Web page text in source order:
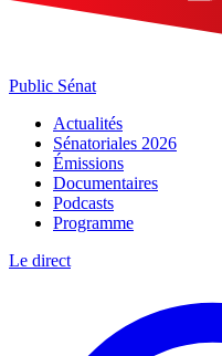
Public Sénat
Actualités
Sénatoriales 2026
Émissions
Documentaires
Podcasts
Programme
Le direct